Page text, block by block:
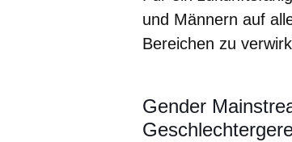
und Männern auf
Bereichen zu
Gender